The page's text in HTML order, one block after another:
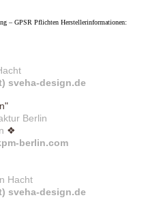
– GPSR Pflichten Herstellerinformationen:
sveha-design.de
Berlin
❖
berlin.com
Hacht
sveha-design.de